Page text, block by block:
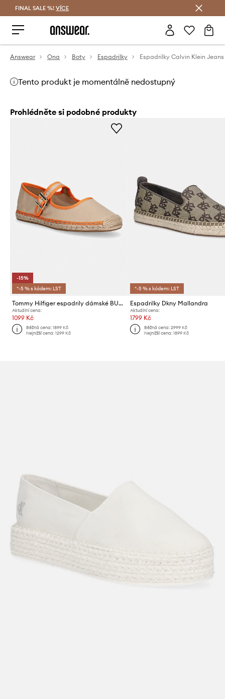
FINAL SALE %! VÍCE
Answear Ona Boty Espadrilky
Tento produkt je momentálně nedostupný
Prohlédněte si podobné produkty
-15%
*-5 % s kódem: LST
Tommy Hilfiger espadrily dámské BUCKLE MARYJANE ESPADRILLE
Aktuální cena:
1099 Kč
Běžná cena:1899 Kč
Nejnižší cena:1299 Kč
*-5 % s kódem: LST
Espadrilky Dkny Mallandra
Aktuální cena:
1799 Kč
Běžná cena: 2999 Kč
Nejnižší cena: 1899 Kč